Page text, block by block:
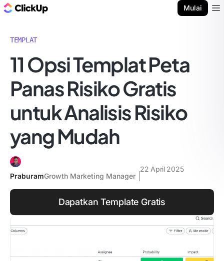
Mulai
TEMPLAT
11 Opsi Templat Peta
Panas Risiko Gratis
untuk Analisis Risiko
yang Mudah
PraburamGrowth Marketing Manager
22 April 2025
Dapatkan Template Gratis